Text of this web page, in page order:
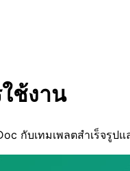
ช้งาน
กับเทมเพลตสำเร็จรูป